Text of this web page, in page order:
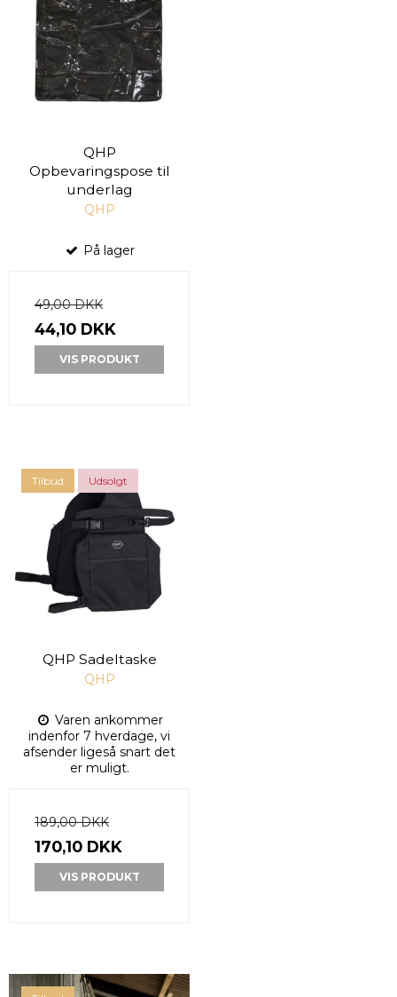
QHP
Opbevaringspose til
underlag
QHP
På lager
49,00 DKK
44,10 DKK
VIS PRODUKT
Tilbud Udsolgt
QHP Sadeltaske
QHP
Varen ankommer
indenfor 7 hverdage, vi
afsender ligeså snart det
er muligt.
189,00 DKK
170,10 DKK
VIS PRODUKT